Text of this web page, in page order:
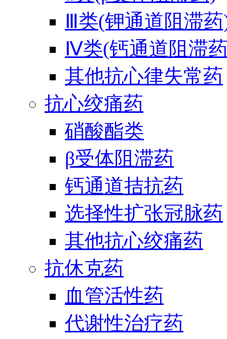
Ⅲ类(钾通道阻滞
Ⅳ类(钙通道阻滞
其他抗心律失常药
抗心绞痛药
硝酸酯类
β受体阻滞药
钙通道拮抗药
选择性扩张冠脉药
其他抗心绞痛药
抗休克药
血管活性药
代谢性治疗药